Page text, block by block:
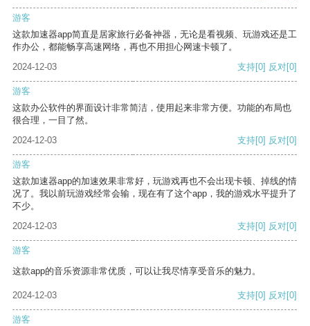
游客
这款加速器app简直是居家旅行必备神器，无论是看视频、玩游戏还是工
作办公，都能畅享高速网络，再也不用担心网速卡顿了。
2024-12-03
支持[0] 反对[0]
游客
这款办公软件的界面设计非常简洁，使用起来非常方便。功能的布局也
很合理，一目了然。
2024-12-03
支持[0] 反对[0]
游客
这款加速器app的加速效果非常好，玩游戏再也不会出现卡顿、掉线的情
况了。我以前玩游戏经常会输，现在有了这个app，我的游戏水平提升了
不少。
2024-12-03
支持[0] 反对[0]
游客
这款app的音乐资源非常优质，可以让我尽情享受音乐的魅力。
2024-12-03 支持[0] 反对[0]
游客